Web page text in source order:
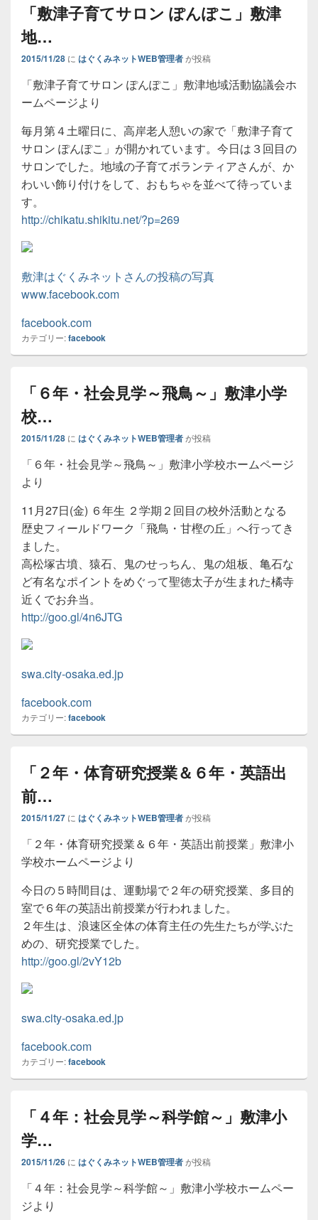
「敷津子育てサロン ぽんぽこ」敷津
地…
2015/11/28 に はぐくみネットWEB管理者が投稿
「敷津子育てサロン ぽんぽこ」敷津地域活動協議会ホ
ームページより
毎月第４土曜日に、高岸老人憩いの家で「敷津子育て
サロン ぽんぽこ」が開かれています。今日は３回目の
サロンでした。地域の子育てボランティアさんが、か
わいい飾り付けをして、おもちゃを並べて待っていま
す。
http://chikatu.shikitu.net/?p=269
敷津はぐくみネットさんの投稿の写真
www.facebook.com
facebook.com
カテゴリー:facebook
「６年・社会見学～飛鳥～」敷津小学
校…
2015/11/28 に はぐくみネットWEB管理者が投稿
「６年・社会見学～飛鳥～」敷津小学校ホームページ
より
11月27日(金) ６年生 ２学期２回目の校外活動となる
歴史フィールドワーク「飛鳥・甘樫の丘」へ行ってき
ました。
高松塚古墳、猿石、鬼のせっちん、鬼の俎板、亀石な
ど有名なポイントをめぐって聖徳太子が生まれた橘寺
近くでお弁当。
http://goo.gl/4n6JTG
swa.city-osaka.ed.jp
facebook.com
カテゴリー:facebook
「２年・体育研究授業＆６年・英語出
前…
2015/11/27 に はぐくみネットWEB管理者が投稿
「２年・体育研究授業＆６年・英語出前授業」敷津小
学校ホームページより
今日の５時間目は、運動場で２年の研究授業、多目的
室で６年の英語出前授業が行われました。
２年生は、浪速区全体の体育主任の先生たちが学ぶた
めの、研究授業でした。
http://goo.gl/2vY12b
swa.city-osaka.ed.jp
facebook.com
カテゴリー:facebook
「４年：社会見学～科学館～」敷津小
学…
2015/11/26 に はぐくみネットWEB管理者が投稿
「４年：社会見学～科学館～」敷津小学校ホームペー
ジより